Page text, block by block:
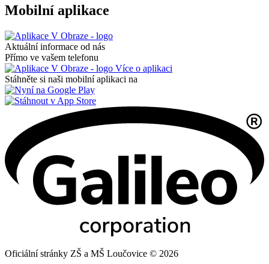
Mobilní aplikace
Aktuální informace od nás
Přímo ve vašem telefonu
Více o aplikaci
Stáhněte si naši mobilní aplikaci na
Oficiální stránky ZŠ a MŠ Loučovice © 2026